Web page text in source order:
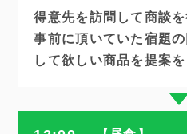
得意先を訪問して商談を
事前に頂いていた宿題
して欲しい商品を提案を